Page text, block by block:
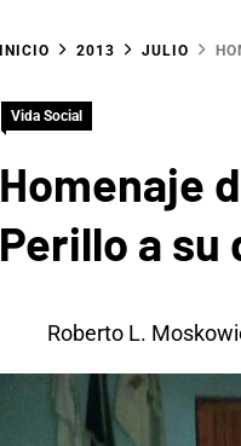
INICIO 2013 JULIO
Vida Social
Homenaje
Perillo a su
Roberto L.